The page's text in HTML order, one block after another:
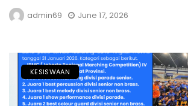
admin69 June 17, 2026
KESISWAAN